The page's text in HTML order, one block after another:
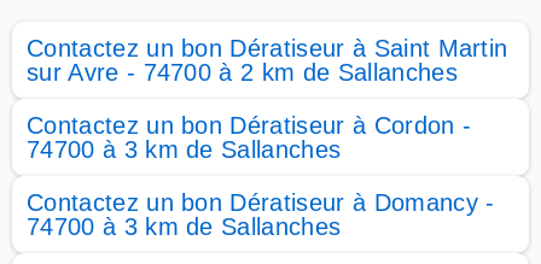
Contactez un bon Dératiseur à Saint Martin
sur Avre - 74700 à 2 km de Sallanches
Contactez un bon Dératiseur à Cordon -
74700 à 3 km de Sallanches
Contactez un bon Dératiseur à Domancy -
74700 à 3 km de Sallanches